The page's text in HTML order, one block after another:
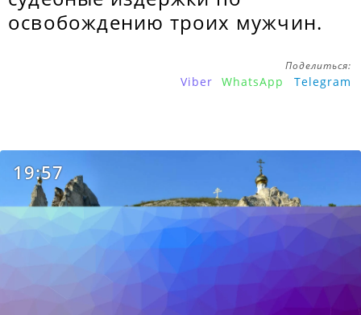
освобождению троих мужчин.
Поделиться:
Viber WhatsApp Telegram
19:57